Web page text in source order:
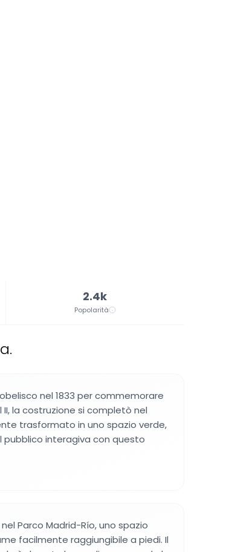
2.4k
Popolarità
nel 1833 per commemorare
la costruzione si completò nel
trasformato in uno spazio verde,
pubblico interagiva con questo
Parco Madrid-Río, uno spazio
facilmente raggiungibile a piedi. Il